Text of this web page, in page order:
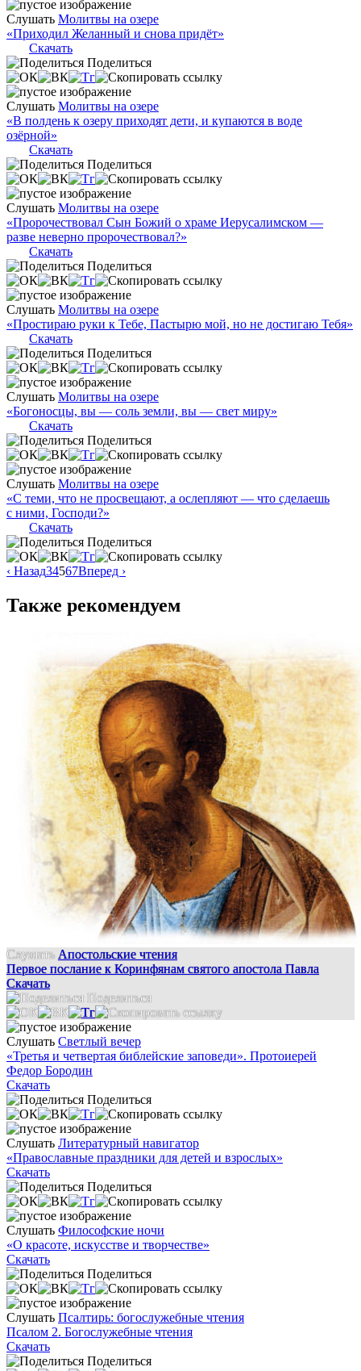
Слушать Молитвы на озере
«Приходил Желанный и снова придёт»
Скачать
Поделиться
Слушать Молитвы на озере
«В полдень к озеру приходят дети, и купаются в воде
озёрной»
Скачать
Поделиться
Слушать Молитвы на озере
«Пророчествовал Сын Божий о храме Иерусалимском —
разве неверно пророчествовал?»
Скачать
Поделиться
Слушать Молитвы на озере
«Простираю руки к Тебе, Пастырю мой, но не достигаю Тебя»
Скачать
Поделиться
Слушать Молитвы на озере
«Богоносцы, вы — соль земли, вы — свет миру»
Скачать
Поделиться
Слушать Молитвы на озере
«С теми, что не просвещают, а ослепляют — что сделаешь
с ними, Господи?»
Скачать
Поделиться
‹ Назад34567Вперед ›
Также рекомендуем
Слушать Апостольские чтения
Первое послание к Коринфянам святого апостола Павла
Скачать
Поделиться
Слушать Светлый вечер
«Третья и четвертая библейские заповеди». Протоиерей
Федор Бородин
Скачать
Поделиться
Слушать Литературный навигатор
«Православные праздники для детей и взрослых»
Скачать
Поделиться
Слушать Философские ночи
«О красоте, искусстве и творчестве»
Скачать
Поделиться
Слушать Псалтирь: богослужебные чтения
Псалом 2. Богослужебные чтения
Скачать
Поделиться